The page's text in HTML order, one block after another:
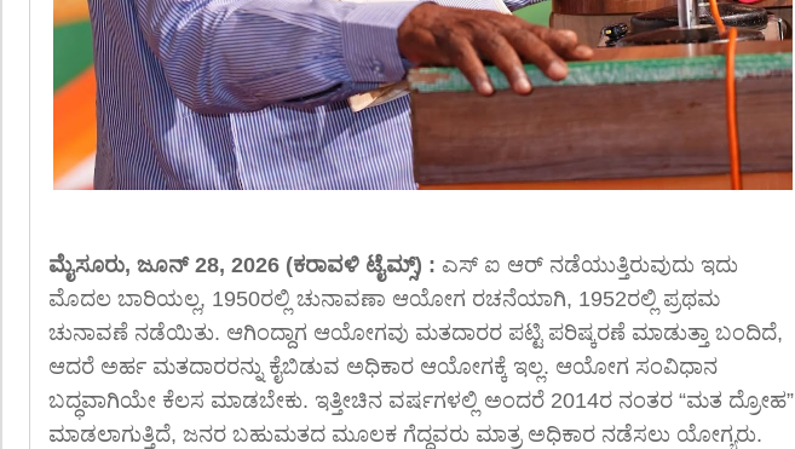
ಮೈಸೂರು, ಜೂನ್ 28, 2026 (ಕರಾವಳಿ ಟೈಮ್ಸ್) : ಎಸ್ ಐ ಆರ್ ನಡೆಯುತ್ತಿರುವುದು ಇದು
ಮೊದಲ ಬಾರಿಯಲ್ಲ, 1950ರಲ್ಲಿ ಚುನಾವಣಾ ಆಯೋಗ ರಚನೆಯಾಗಿ, 1952ರಲ್ಲಿ ಪ್ರಥಮ
ಚುನಾವಣೆ ನಡೆಯಿತು. ಆಗಿಂದ್ದಾಗ ಆಯೋಗವು ಮತದಾರರ ಪಟ್ಟಿ ಪರಿಷ್ಕರಣೆ ಮಾಡುತ್ತಾ ಬಂದಿದೆ,
ಆದರೆ ಅರ್ಹ ಮತದಾರರನ್ನು ಕೈಬಿಡುವ ಅಧಿಕಾರ ಆಯೋಗಕ್ಕೆ ಇಲ್ಲ. ಆಯೋಗ ಸಂವಿಧಾನ
ಬದ್ಧವಾಗಿಯೇ ಕೆಲಸ ಮಾಡಬೇಕು. ಇತ್ತೀಚಿನ ವರ್ಷಗಳಲ್ಲಿ ಅಂದರೆ 2014ರ ನಂತರ “ಮತ ದ್ರೋಹ”
ಮಾಡಲಾಗುತ್ತಿದೆ, ಜನರ ಬಹುಮತದ ಮೂಲಕ ಗೆದ್ದವರು ಮಾತ್ರ ಅಧಿಕಾರ ನಡೆಸಲು ಯೋಗ್ಯರು.